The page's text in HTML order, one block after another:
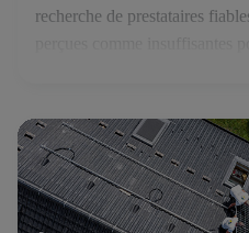
recherche de prestataires
hésitent à franchir le pas de la
étude européenne réalisée
Toluna - […]